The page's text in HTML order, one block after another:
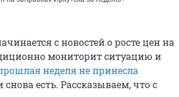
с новостей о росте цен на
мониторит ситуацию и
неделя не принесла
снова есть. Рассказываем, что с